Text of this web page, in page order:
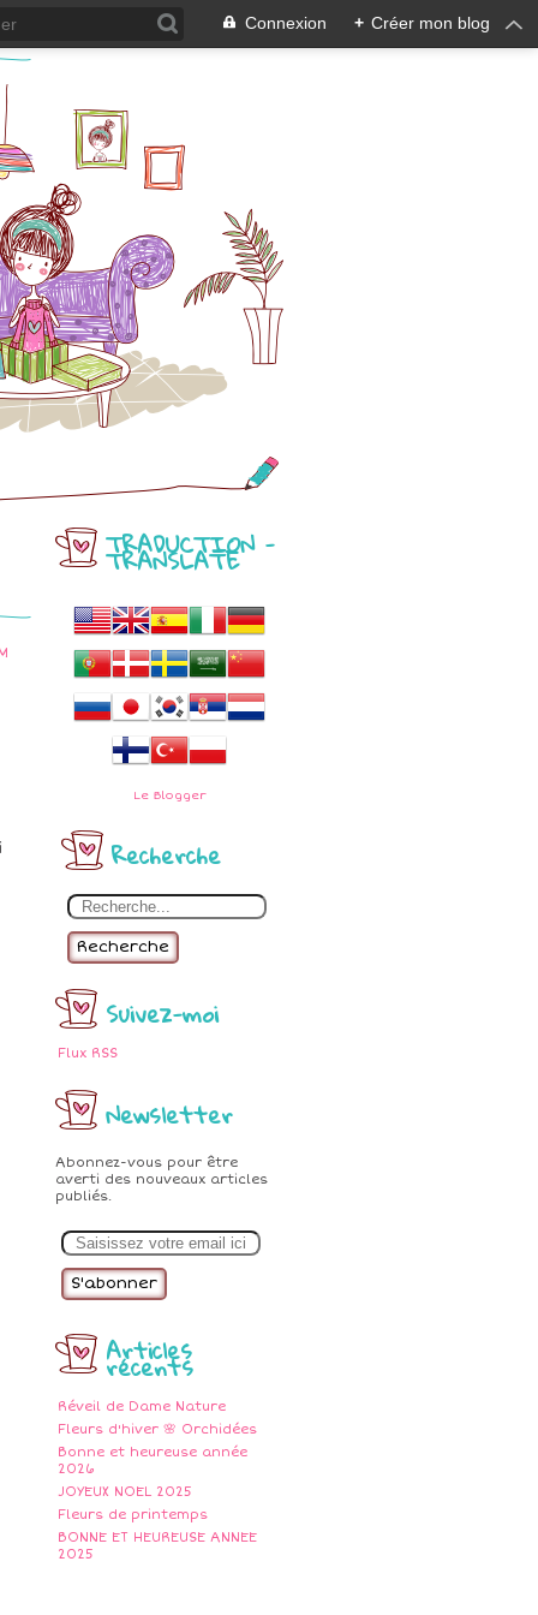
Connexion + Créer mon blog
TRADUCTION -
TRANSLATE
Le Blogger
Recherche
Recherche
Suivez-moi
Flux RSS
Newsletter
Abonnez-vous pour être
averti des nouveaux articles
publiés.
m
Articles
récents
Réveil de Dame Nature
Fleurs d'hiver 🌸 Orchidées
Bonne et heureuse année
2026
JOYEUX NOEL 2025
Fleurs de printemps
BONNE ET HEUREUSE ANNEE
2025